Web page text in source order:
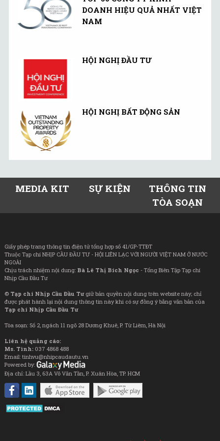
DOANH HIỆU QUẢ NHẤT VIỆT
NAM
HỘI NGHỊ ĐẦU TƯ
HỘI NGHỊ BẤT ĐỘNG SẢN
MEDIA KIT SỰ KIỆN
THÔNG TIN
TÒA SOẠN
Giấy phép trang thông tin điện tử tổng hợp số 41/GP-TTĐT
Thuộc Tạp chí NHỊP CẦU ĐẦU TƯ - HỘI LIÊN LẠC VỚI NGƯỜI VIỆT NAM Ở NƯỚC
NGOÀI
Chịu trách nhiệm nội dung: Bà Lê Thị Bích Ngọc - Tổng Biên Tập Tạp chí
Nhịp Cầu Đầu Tư
© Tạp chí Nhịp Cầu Đầu Tưgiữ bản quyền nội dung trên website này; chỉ
được phát hành lại nội dung thông tin này khi có sự đồng ý bằng văn bản của
Tạp chí Nhịp Cầu Đầu Tư
Tòa soạn: Số 2, ngách 11 ngõ 28 Dương Khuê, P. Từ Liêm, Hà Nội
Liên hệ quảng cáo:
Ms. Tình: 037 4868 488
Email: tinhvu@nhipcaudautu.vn
Powered by:
Địa chỉ: Lầu 3, 63A Võ Văn Tần, P. Xuân Hòa, TP. HCM